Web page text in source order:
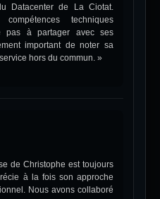
Datacenter de La Ciotat.
techniques
pas à partager avec ses
important de noter sa
hors du commun. »
de Christophe est toujours
à la fois son approche
Nous avons collaboré